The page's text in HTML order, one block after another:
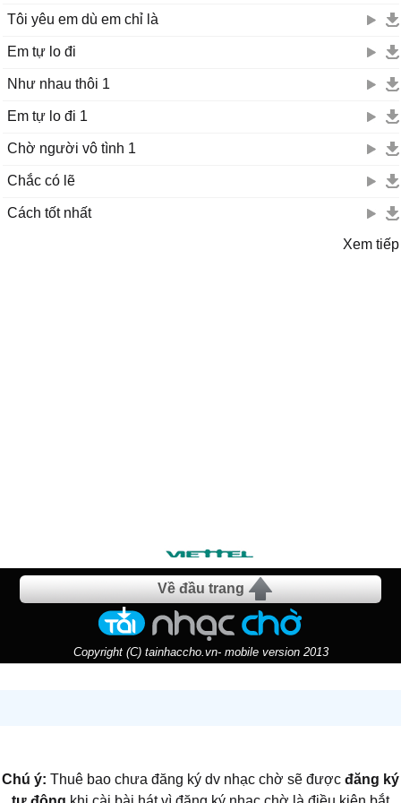
Tôi yêu em dù em chỉ là
Em tự lo đi
Như nhau thôi 1
Em tự lo đi 1
Chờ người vô tình 1
Chắc có lẽ
Cách tốt nhất
Xem tiếp
Về đầu trang
Copyright (C) tainhaccho.vn- mobile version 2013
Chú ý: Thuê bao chưa đăng ký dv nhạc chờ sẽ được đăng ký